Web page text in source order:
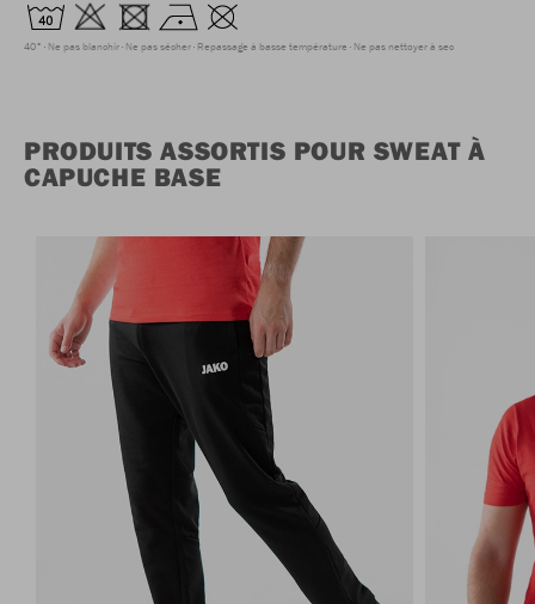
40° Ne pas blanchir Ne pas sécher Repassage à basse température Ne pas nettoyer à sec
PRODUITS ASSORTIS POUR SWEAT À
CAPUCHE BASE